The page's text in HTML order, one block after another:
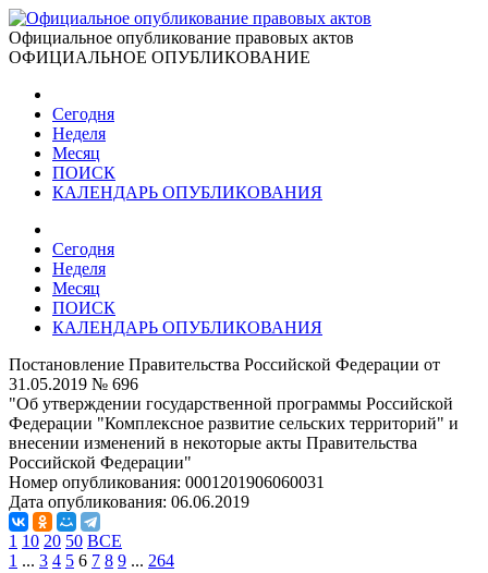
Официальное опубликование правовых актов
ОФИЦИАЛЬНОЕ ОПУБЛИКОВАНИЕ
Сегодня
Неделя
Месяц
ПОИСК
КАЛЕНДАРЬ ОПУБЛИКОВАНИЯ
Сегодня
Неделя
Месяц
ПОИСК
КАЛЕНДАРЬ ОПУБЛИКОВАНИЯ
Постановление Правительства Российской Федерации от
31.05.2019 № 696
"Об утверждении государственной программы Российской
Федерации "Комплексное развитие сельских территорий" и
внесении изменений в некоторые акты Правительства
Российской Федерации"
Номер опубликования: 0001201906060031
Дата опубликования: 06.06.2019
1 10 20 50 ВСЕ
1 ... 3 4 5 6 7 8 9 ... 264